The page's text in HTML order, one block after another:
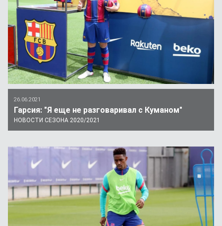
НОВОСТИ СЕЗОНА 2020/2021
Гарсия: "Я еще не разговаривал с Куманом"
26.06.2021